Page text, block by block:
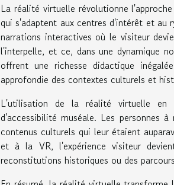
La réalité virtuelle révolutionne
qui s'adaptent aux centres d'intérêt et au
narrations interactives où le visiteur
l'interpelle, et ce, dans une dynamique
offrent une richesse didactique
approfondie des contextes culturels et
L'utilisation de la réalité virtuelle en
d'accessibilité muséale. Les personnes
contenus culturels qui leur étaient
et à la VR, l'expérience visiteur
reconstitutions historiques ou des